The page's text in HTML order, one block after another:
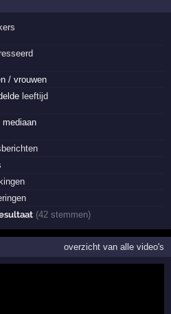
/ vrouwen
leeftijd
mediaan
(42 stemmen)
overzicht van alle video's